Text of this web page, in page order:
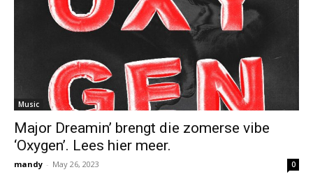
Music
Major Dreamin’ brengt die zomerse vibe
‘Oxygen’. Lees hier meer.
mandy - May 26, 2023 0